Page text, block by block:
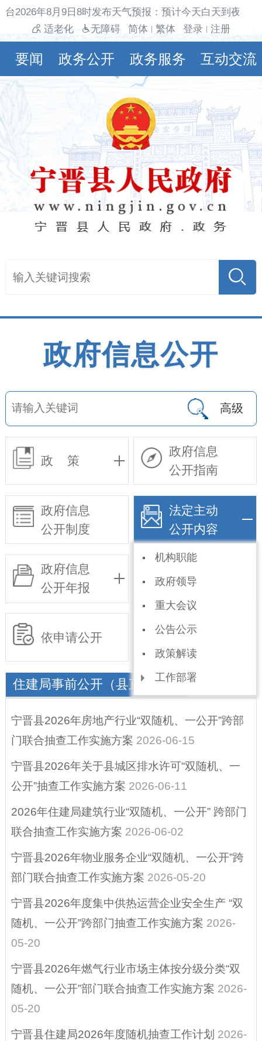
2026年8月9日8时发布天气预报：预计今天白天到夜间
适老化
无障碍 简体 繁体 登录 注册
要闻 政务公开 政务服务 互动交流
政府信息公开
高级
政 策
政府信息
公开指南
政府信息
公开制度
法定主动
公开内容
机构职能
政府领导
重大会议
公告公示
政策解读
工作部署
单
行政执法公示
涉企行政检查公示
惠民惠农财政补贴
政府采购
重大建设项目
政府信息
公开年报
公开事项目录
依申请公开
住建局事前公开（县直部门）
宁晋县2026年房地产行业“双随机、一公开”跨部
门联合抽查工作实施方案 2026-06-15
宁晋县2026年关于县城区排水许可“双随机、一
公开”抽查工作实施方案 2026-06-11
2026年住建局建筑行业“双随机、一公开” 跨部门
联合抽查工作实施方案 2026-06-02
宁晋县2026年物业服务企业“双随机、一公开”跨
部门联合抽查工作实施方案 2026-05-20
宁晋县2026年度集中供热运营企业安全生产 “双
随机、一公开”跨部门抽查工作实施方案 2026-
05-20
宁晋县2026年燃气行业市场主体按分级分类“双
随机、一公开”部门联合抽查工作实施方案 2026-
05-20
宁晋县住建局2026年度随机抽查工作计划 2026-